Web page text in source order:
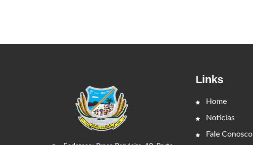
Links
Home
Notícias
Fale Conosco